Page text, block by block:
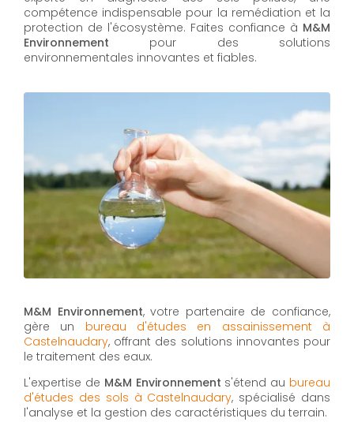
compétence indispensable pour la remédiation et la
protection de l'écosystème. Faites confiance à M&M
Environnement pour des solutions
environnementales innovantes et fiables.
M&M Environnement, votre partenaire de confiance,
gère un bureau d'études en assainissement à
Castelnaudary, offrant des solutions innovantes pour
le traitement des eaux.
L'expertise de M&M Environnement s'étend au bureau
d'études des sols à Castelnaudary, spécialisé dans
l'analyse et la gestion des caractéristiques du terrain.